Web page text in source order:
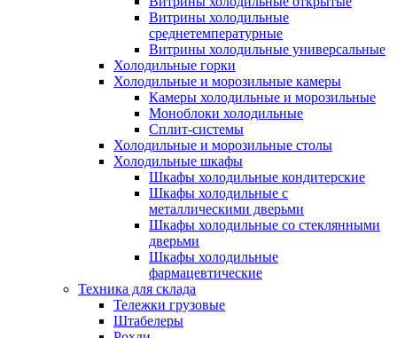
Витрины холодильные
среднетемпературные
Витрины холодильные универсальные
Холодильные горки
Холодильные и морозильные камеры
Камеры холодильные и морозильные
Моноблоки холодильные
Сплит-системы
Холодильные и морозильные столы
Холодильные шкафы
Шкафы холодильные кондитерские
Шкафы холодильные с
металлическими дверьми
Шкафы холодильные со стеклянными
дверьми
Шкафы холодильные
фармацевтические
Техника для склада
Тележки грузовые
Штабелеры